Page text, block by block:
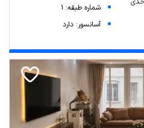
شماره طبقه: 1
آسانسور: دارد